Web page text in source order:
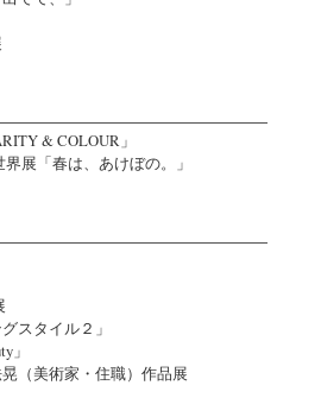
& COLOUR」
展「春は、あけぼの。」
スタイル２」
」
（美術家・住職）作品展